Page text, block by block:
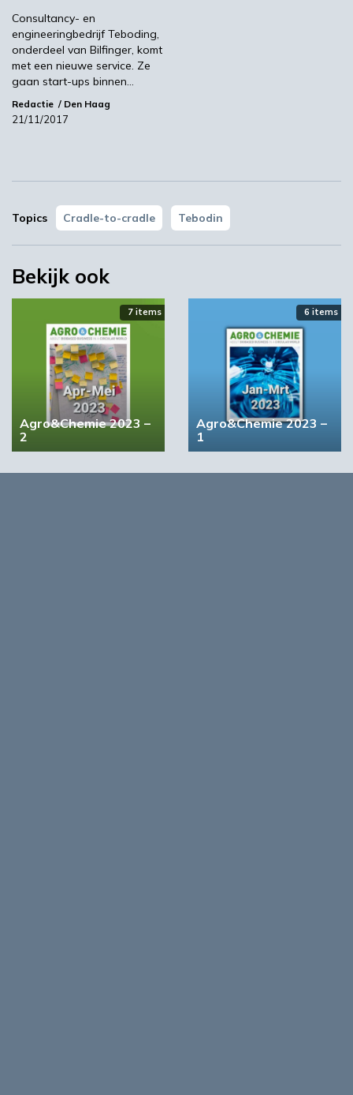
Chemie wil bijdragen aan vermindering uitstoot
YPACK project gestart in Spanje
Consultancy- en
engineeringbedrijf Teboding,
onderdeel van Bilfinger, komt
met een nieuwe service. Ze
gaan start-ups binnen…
Redactie Den Haag
21/11/2017
Topics Cradle-to-cradle Tebodin
Bekijk ook
7 items
Agro&Chemie 2023 –
2
6 items
Agro&Chemie 2023 –
1